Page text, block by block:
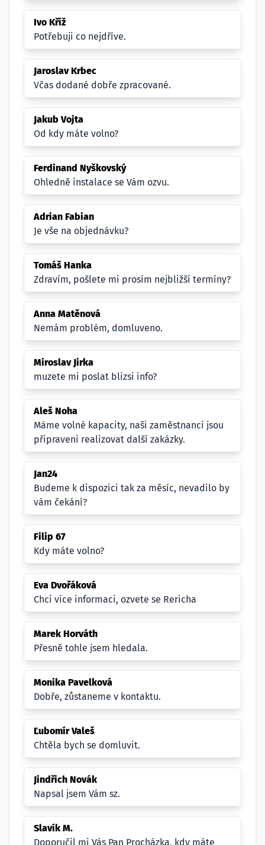
Ivo Kříž
Potřebuji co nejdříve.
Jaroslav Krbec
Včas dodané dobře zpracované.
Jakub Vojta
Od kdy máte volno?
Ferdinand Nyškovský
Ohledně instalace se Vám ozvu.
Adrian Fabian
Je vše na objednávku?
Tomáš Hanka
Zdravím, pošlete mi prosím nejbližší termíny?
Anna Matěnová
Nemám problém, domluveno.
Miroslav Jirka
muzete mi poslat blizsi info?
Aleš Noha
Máme volné kapacity, naši zaměstnanci jsou
připraveni realizovat další zakázky.
Jan24
Budeme k dispozici tak za měsíc, nevadilo by
vám čekání?
Filip 67
Kdy máte volno?
Eva Dvořáková
Chci vice informaci, ozvete se Rericha
Marek Horváth
Přesně tohle jsem hledala.
Monika Pavelková
Dobře, zůstaneme v kontaktu.
Ľubomír Valeš
Chtěla bych se domluvit.
Jindřich Novák
Napsal jsem Vám sz.
Slavík M.
Doporučil mi Vás Pan Procházka, kdy máte